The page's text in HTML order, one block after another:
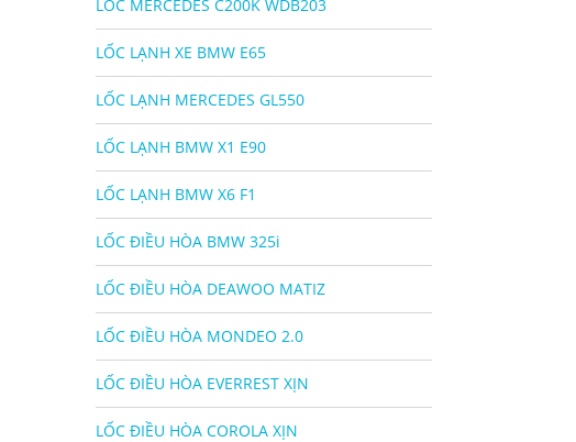
LỐC MERCEDES C200K WDB203
LỐC LẠNH XE BMW E65
LỐC LẠNH MERCEDES GL550
LỐC LẠNH BMW X1 E90
LỐC LẠNH BMW X6 F1
LỐC ĐIỀU HÒA BMW 325i
LỐC ĐIỀU HÒA DEAWOO MATIZ
LỐC ĐIỀU HÒA MONDEO 2.0
LỐC ĐIỀU HÒA EVERREST XỊN
LỐC ĐIỀU HÒA COROLA XỊN